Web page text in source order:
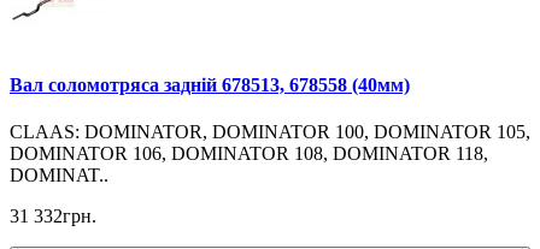
Вал соломотряса задній 678513, 678558 (40мм)
CLAAS: DOMINATOR, DOMINATOR 100, DOMINATOR 105,
DOMINATOR 106, DOMINATOR 108, DOMINATOR 118,
DOMINAT..
31 332грн.